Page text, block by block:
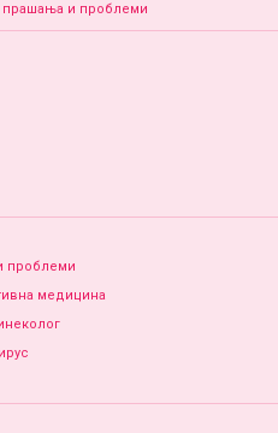
прашања и проблеми
проблеми
медицина